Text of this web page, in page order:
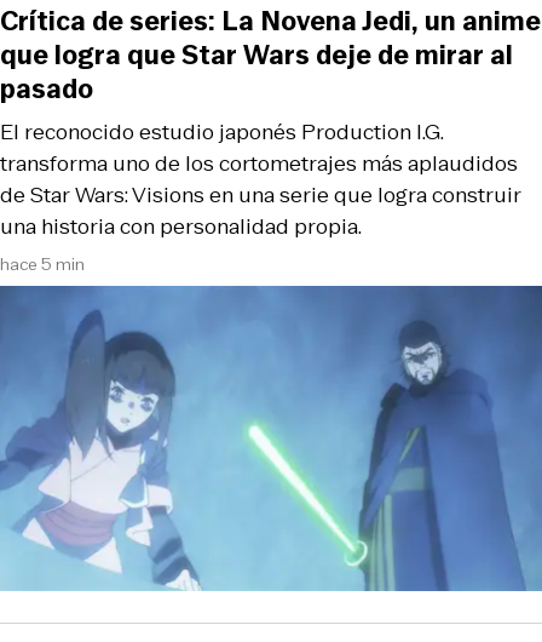
hace 5 min
El reconocido estudio japonés Production I.G.
transforma uno de los cortometrajes más aplaudidos
de Star Wars: Visions en una serie que logra construir
una historia con personalidad propia.
Crítica de series: La Novena Jedi, un anime
que logra que Star Wars deje de mirar al
pasado